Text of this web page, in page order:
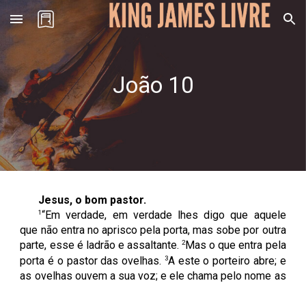
Skip to main content Skip to navigation
João 10
Jesus, o bom pastor.
1“Em verdade, em verdade lhes digo que aquele
que não entra no aprisco pela porta, mas sobe por outra
parte, esse é ladrão e assaltante.2Mas o que entra pela
porta é o pastor das ovelhas. 3A este o porteiro abre; e
as ovelhas ouvem a sua voz; e ele chama pelo nome as